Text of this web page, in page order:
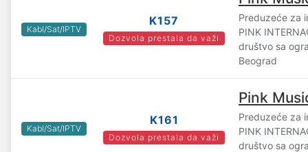
Kabl/Sat/IPTV
K157
Dozvola prestala da važi
Preduzeće za
PINK
društvo sa
Beograd
Kabl/Sat/IPTV
K161
Dozvola prestala da važi
Pink
Preduzeće za
PINK
društvo sa